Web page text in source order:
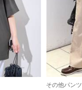
その他パンツ